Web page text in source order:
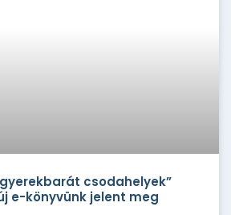
csodahelyek”
e-könyvünk jelent meg